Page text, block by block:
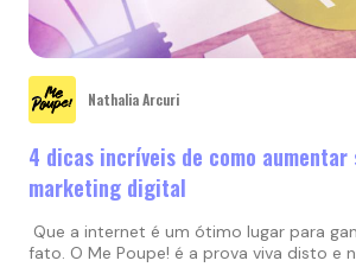
Nathalia Arcuri
4 dicas incríveis de como
marketing digital
Que a internet é um ótimo lugar para
fato. O Me Poupe! é a prova viva disto e